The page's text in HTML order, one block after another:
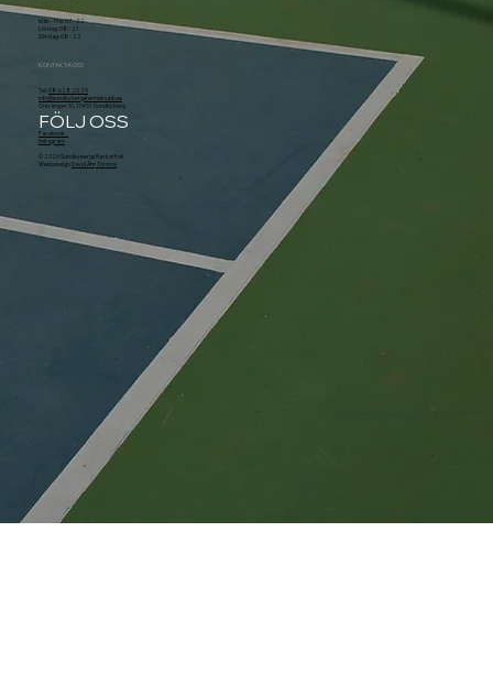
Mån - Fre: 07 - 22
Lördag: 08 - 21
Söndag: 08 - 22
KONTAKTA OSS
Tel. 08-628 20 29
info@sundbybergstennisklubb.se
Örsvängen 10, 174 51 Sundbyberg
FÖLJ OSS
Facebook
Instagram
© 2026 Sundbybergs Rackethall
WebbdesignDavid Åhr Törnros